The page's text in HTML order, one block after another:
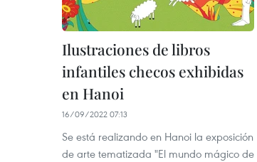
Ilustraciones de libros
infantiles checos exhibidas
en Hanoi
16/09/2022 07:13
Se está realizando en Hanoi la exposición
de arte tematizada "El mundo mágico de